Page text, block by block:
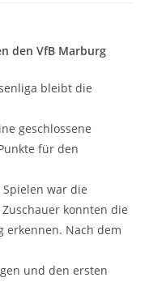
den VfB Marburg
bleibt die
geschlossene
für den
war die
konnten die
erkennen. Nach dem
und den ersten